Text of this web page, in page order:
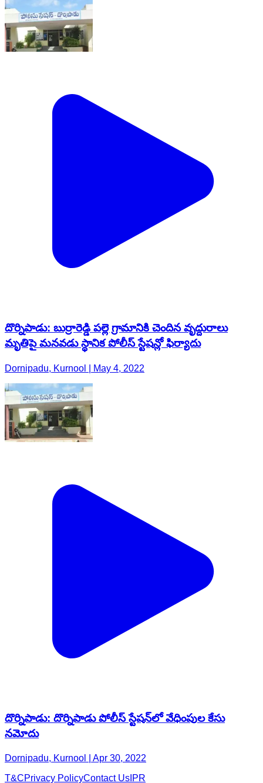
దొర్నిపాడు: బుర్రారెడ్డి పల్లె గ్రామానికి చెందిన వృద్దురాలు
మృతిపై మనవడు స్థానిక పోలీస్ స్టేషన్లో ఫిర్యాదు
Dornipadu, Kurnool | May 4, 2022
దొర్నిపాడు: దొర్నిపాడు పోలీస్ స్టేషన్‌లో వేధింపుల కేసు
నమోదు
Dornipadu, Kurnool | Apr 30, 2022
T&CPrivacy PolicyContact Us IPR